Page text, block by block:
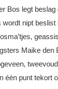
Bos legt
nipt beslist
Maike den
één punt tekort